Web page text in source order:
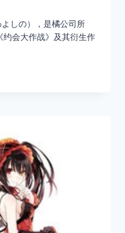
しの），是橘公司所
会大作战》及其衍生作